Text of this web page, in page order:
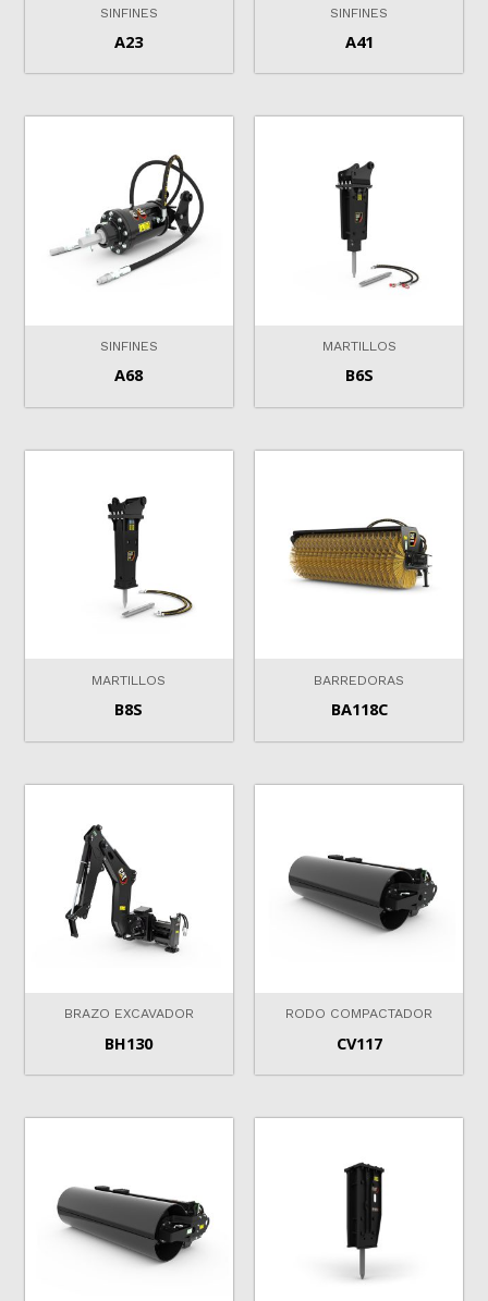
SINFINES
A23
SINFINES
A41
SINFINES
A68
MARTILLOS
B6S
MARTILLOS
B8S
BARREDORAS
BA118C
BRAZO EXCAVADOR
BH130
RODO COMPACTADOR
CV117